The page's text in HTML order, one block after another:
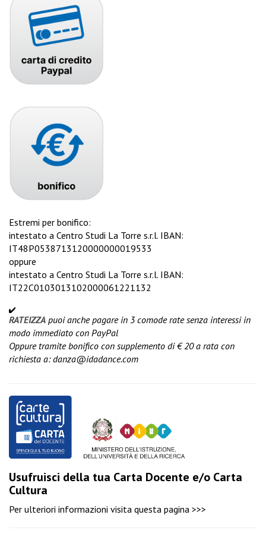
Estremi per bonifico:
intestato a Centro Studi La Torre s.r.l. IBAN:
IT48P0538713120000000019533
oppure
intestato a Centro Studi La Torre s.r.l. IBAN:
IT22C0103013102000061221132
RATEIZZA puoi anche pagare in 3 comode rate senza interessi in
modo immediato con PayPal
Oppure tramite bonifico con supplemento di € 20 a rata con
richiesta a:danza@idadance.com
Usufruisci della tua Carta Docente e/o Carta
Cultura
Per ulteriori informazioni visita questa pagina >>>